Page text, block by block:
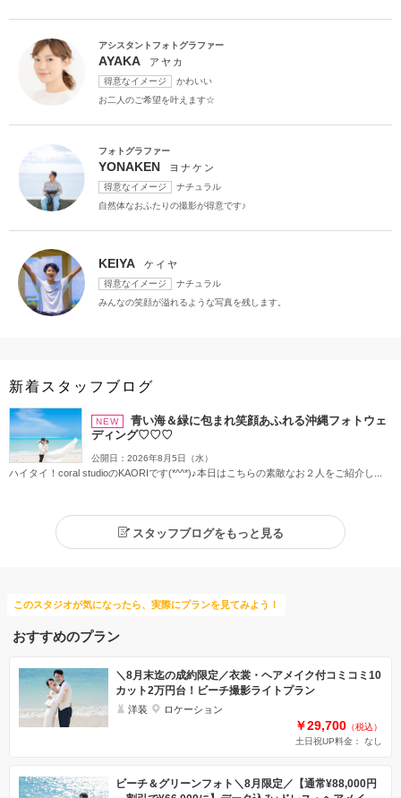
アシスタントフォトグラファー
AYAKA アヤカ
得意なイメージ
かわいい
お二人のご希望を叶えます☆
フォトグラファー
YONAKEN ヨナケン
得意なイメージ
ナチュラル
自然体なおふたりの撮影が得意です♪
KEIYA ケイヤ
得意なイメージ
ナチュラル
みんなの笑顔が溢れるような写真を残します。
新着スタッフブログ
NEW
青い海＆緑に包まれ笑顔あふれる沖縄フォトウェ
ディング♡♡♡
公開日：2026年8月5日（水）
ハイタイ！coral studioのKAORIです(*^^*)♪本日はこちらの素敵なお２人をご紹介し...
スタッフブログをもっと見る
このスタジオが気になったら、実際にプランを見てみよう！
おすすめのプラン
＼8月末迄の成約限定／衣裳・ヘアメイク付コミコミ10
カット2万円台！ビーチ撮影ライトプラン
洋装 ロケーション
￥29,700 （税込）
土日祝UP料金： なし
ビーチ＆グリーンフォト＼8月限定／【通常¥88,000円